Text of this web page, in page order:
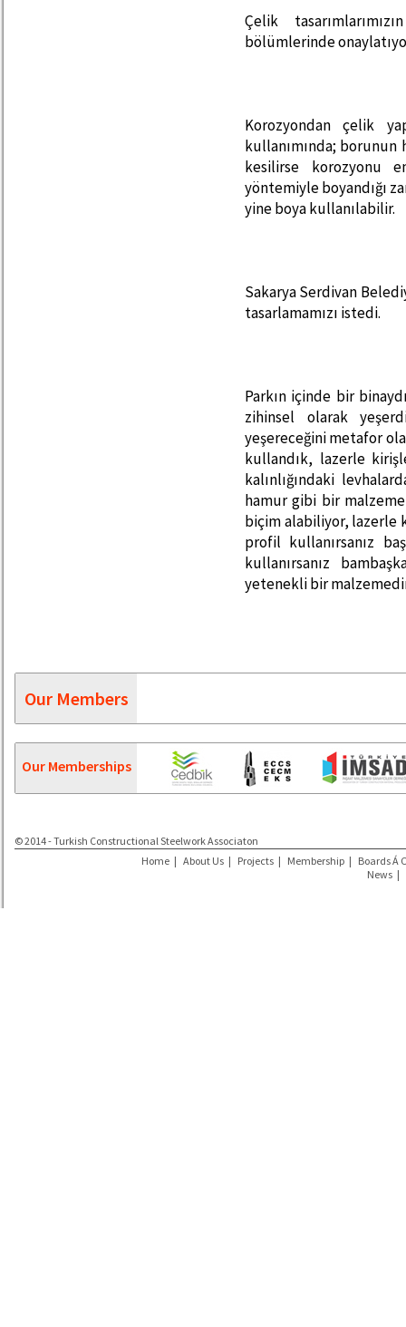
Çelik
bölümlerinde
Korozyondan çelik
kullanımında; borunun
kesilirse korozyonu
yöntemiyle boyandığı
yine boya kullanılabilir.
Sakarya Serdivan
tasarlamamızı istedi.
Parkın içinde bir
zihinsel olarak
yeşereceğini metafor
kullandık, lazerle
kalınlığındaki
hamur gibi bir
biçim alabiliyor, lazerle
profil kullanırsanız
kullanırsanız
yetenekli bir
Our Members
Our Memberships
© 2014 - Turkish Constructional Steelwork Associaton
Home | About Us | Projects | Membership | Boards Á
News |